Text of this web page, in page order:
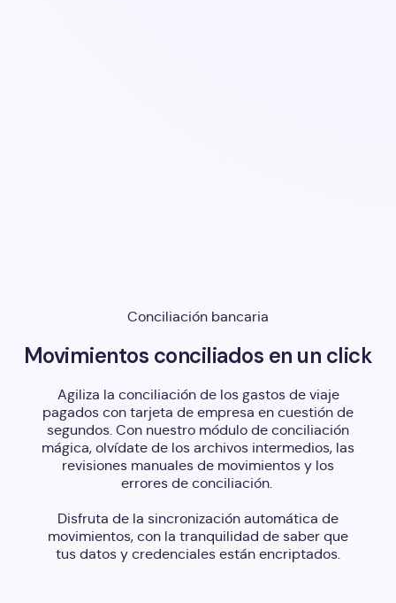
Conciliación bancaria
Movimientos conciliados en un click
Agiliza la conciliación de los gastos de viaje
pagados con tarjeta de empresa en cuestión de
segundos. Con nuestro módulo de conciliación
mágica, olvídate de los archivos intermedios, las
revisiones manuales de movimientos y los
errores de conciliación.
Disfruta de la sincronización automática de
movimientos, con la tranquilidad de saber que
tus datos y credenciales están encriptados.